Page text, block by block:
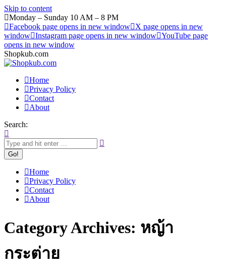
Skip to content
Monday – Sunday 10 AM – 8 PM
Facebook page opens in new window
X page opens in new
window Instagram page opens in new window YouTube page
opens in new window
Shopkub.com
Home
Privacy Policy
Contact
About
Search:
Home
Privacy Policy
Contact
About
Category Archives: หญ้า
กระต่าย